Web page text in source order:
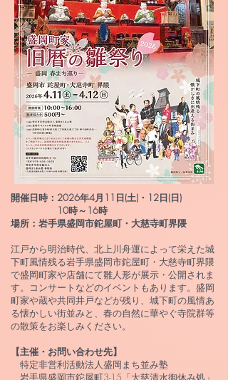
開催日時：2026年4月11日(土)・12日(日)
10時～16時
​場所：岩手県盛岡市鉈屋町・大慈寺町界隈
江戸から明治時代、北上川舟運によって栄えた城
下町風情残る岩手県盛岡市鉈屋町・大慈寺町界隈
で盛岡町家や店舗にて雛人形が展示・公開されま
す。コンサートなどのイベントもあります。​盛岡
町家や蔵や共同井戸などが残り、城下町の風情あ
る懐かしい街並みと、春の自然に華やぐ寺院群等
の散策をお楽しみください。
【主催・お問い合わせ先】
特定非営利活動法人盛岡まち並み塾
​ 岩手県盛岡市鉈屋町3-15「大慈清水御休み処」